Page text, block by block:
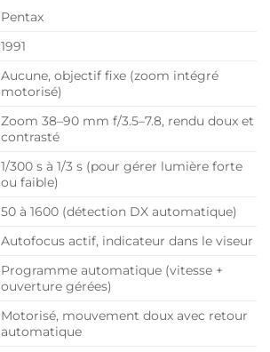
Pentax
1991
Aucune, objectif fixe (zoom intégré
motorisé)
Zoom 38–90 mm f/3.5–7.8, rendu doux et
contrasté
1/300 s à 1/3 s (pour gérer lumière forte
ou faible)
50 à 1600 (détection DX automatique)
Autofocus actif, indicateur dans le viseur
Programme automatique (vitesse +
ouverture gérées)
Motorisé, mouvement doux avec retour
automatique